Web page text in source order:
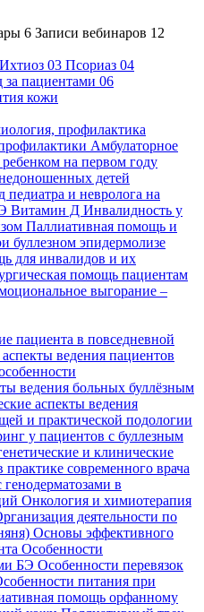
6 Записи вебинаров 12
Ихтиоз 03 Псориаз 04
за пациентами 06
кожи
профилактика
Амбулаторное
на первом году
детей
педиатра и невролога на
Витамин Д Инвалидность у
Паллиативная помощь и
буллезном эпидермолизе
для инвалидов и их
помощь пациентам
выгорание –
пациента в повседневной
ведения пациентов
ведения больных буллёзным
аспекты ведения
и практической подологии
у пациентов с буллезным
и клинические
современного врача
в
Онкология и химиотерапия
деятельности по
Основы эффективного
Особенности
БЭ Особенности перевязок
питания при
помощь орфанному